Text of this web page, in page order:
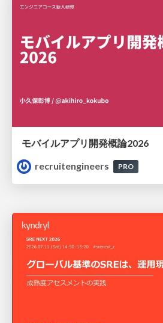
モバイルアプリ開発概論2026
recruitengineers
PRO